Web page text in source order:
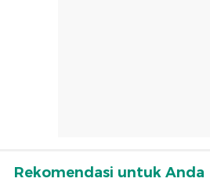
Rekomendasi untuk Anda